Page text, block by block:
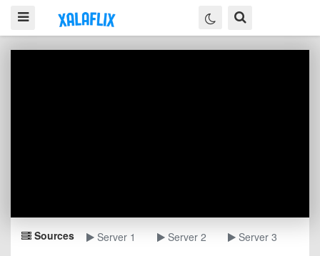
Sources Server 1 Server 2 Server 3